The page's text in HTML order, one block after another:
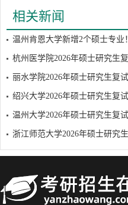
相关新闻
温州肯恩大学新增2个硕士专业
杭州医学院2026年硕士研究生
丽水学院2026年硕士研究生复
绍兴大学2026年硕士研究生复
温州大学2026年硕士研究生复
浙江师范大学2026年硕士研究